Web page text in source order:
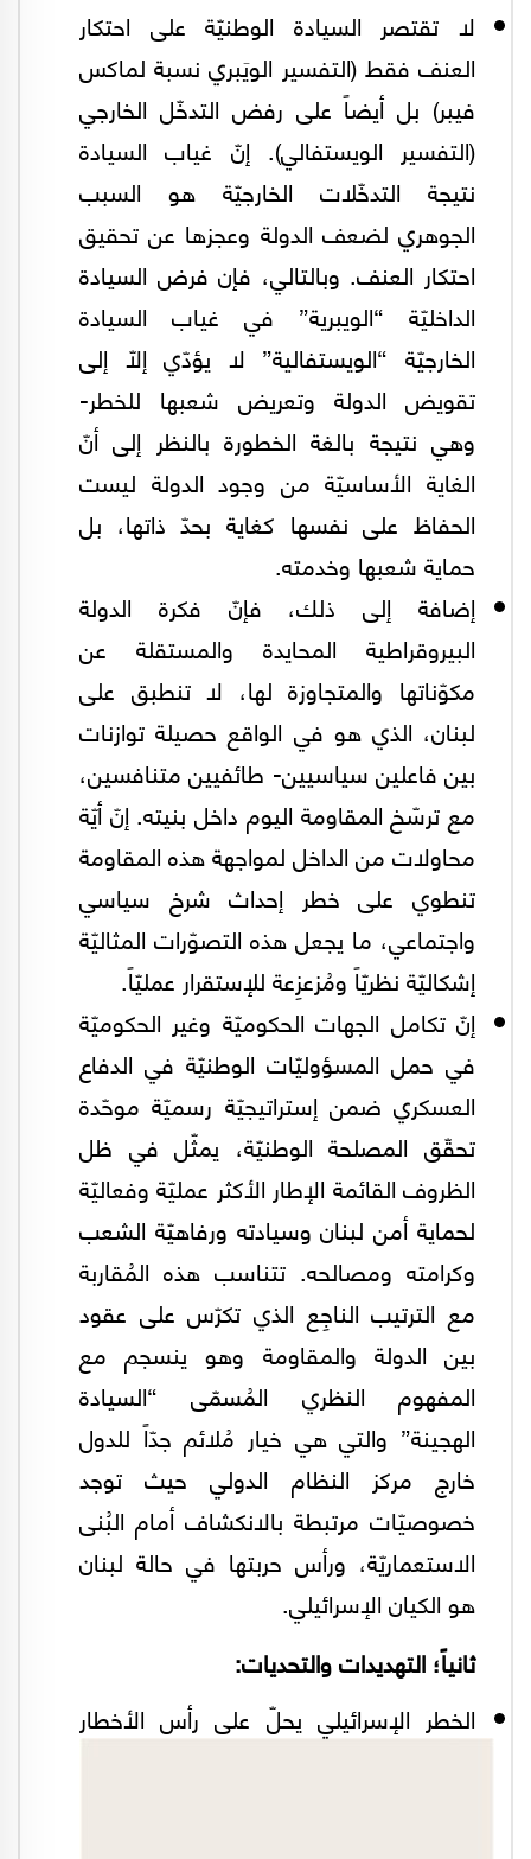
لا تقتصر السيادة الوطنيّة على احتكار
العنف فقط (التفسير الويَبري نسبة لماكس
فيبر) بل أيضاً على رفض التدخّل الخارجي
(التفسير الويستفالي). إنّ غياب السيادة
نتيجة التدخّلات الخارجيّة هو السبب
الجوهري لضعف الدولة وعجزها عن تحقيق
احتكار العنف. وبالتالي، فإن فرض السيادة
الداخليّة “الويبرية” في غياب السيادة
الخارجيّة “الويستفالية” لا يؤدّي إلّا إلى
تقويض الدولة وتعريض شعبها للخطر-
وهي نتيجة بالغة الخطورة بالنظر إلى أنّ
الغاية الأساسيّة من وجود الدولة ليست
الحفاظ على نفسها كغاية بحدّ ذاتها، بل
حماية شعبها وخدمته.
إضافة إلى ذلك، فإنّ فكرة الدولة
البيروقراطية المحايدة والمستقلة عن
مكوّناتها والمتجاوزة لها، لا تنطبق على
لبنان، الذي هو في الواقع حصيلة توازنات
بين فاعلين سياسيين- طائفيين متنافسين،
مع ترسّخ المقاومة اليوم داخل بنيته. إنّ أيّة
محاولات من الداخل لمواجهة هذه المقاومة
تنطوي على خطر إحداث شرخ سياسي
واجتماعي، ما يجعل هذه التصوّرات المثاليّة
إشكاليّة نظريّاً ومُزعزِعة للإستقرار عمليّاً.
إنّ تكامل الجهات الحكوميّة وغير الحكوميّة
في حمل المسؤوليّات الوطنيّة في الدفاع
العسكري ضمن إستراتيجيّة رسميّة موحّدة
تحقّق المصلحة الوطنيّة، يمثّل في ظل
الظروف القائمة الإطار الأكثر عمليّة وفعاليّة
لحماية أمن لبنان وسيادته ورفاهيّة الشعب
وكرامته ومصالحه. تتناسب هذه المُقاربة
مع الترتيب الناجِع الذي تكرّس على عقود
بين الدولة والمقاومة وهو ينسجم مع
المفهوم النظري المُسمّى “السيادة
الهجينة” والتي هي خيار مُلائم جدّاً للدول
خارج مركز النظام الدولي حيث توجد
خصوصيّات مرتبطة بالانكشاف أمام البُنى
الاستعماريّة، ورأس حربتها في حالة لبنان
هو الكيان الإسرائيلي.
ثانياً؛ التهديدات والتحديات:
الخطر الإسرائيلي يحلّ على رأس الأخطار